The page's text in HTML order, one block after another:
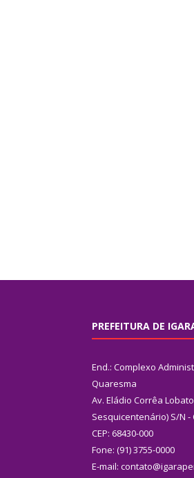
PREFEITURA DE
End.: Complexo
Quaresma
Av. Eládio Corrêa
Sesquicentenário) S/N -
CEP: 68430-000
Fone: (91) 3755-0000
E-mail: